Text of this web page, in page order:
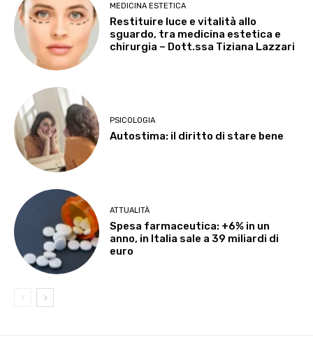
MEDICINA ESTETICA
Restituire luce e vitalità allo
sguardo, tra medicina estetica e
chirurgia – Dott.ssa Tiziana Lazzari
PSICOLOGIA
Autostima: il diritto di stare bene
ATTUALITÀ
Spesa farmaceutica: +6% in un
anno, in Italia sale a 39 miliardi di
euro